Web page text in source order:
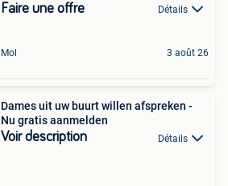
Faire une offre Détails
Mol 3 août 26
Dames uit uw buurt willen afspreken -
Nu gratis aanmelden
Voir description Détails